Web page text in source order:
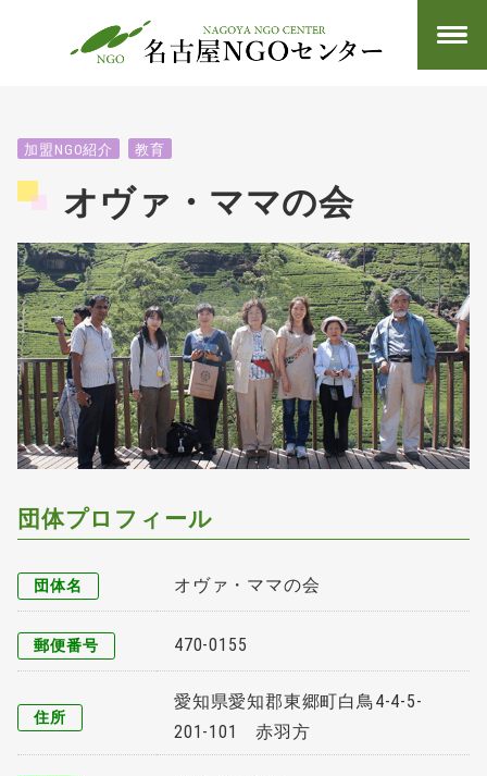
加盟NGO紹介 教育
オヴァ・ママの会
団体プロフィール
団体名 オヴァ・ママの会
郵便番号 470-0155
住所
愛知県愛知郡東郷町白鳥4-4-5-
201-101 赤羽方